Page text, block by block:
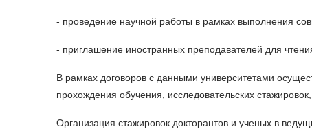
- проведение научной работы в рамках выполнения
- приглашение иностранных преподавателей для
В рамках договоров с данными университетами
прохождения обучения, исследовательских
Организация стажировок докторантов и ученых в